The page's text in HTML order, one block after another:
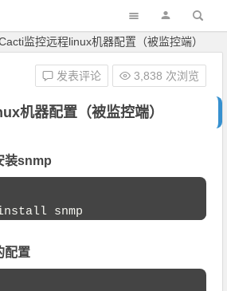
监控远程linux机器配置（被监控端）
机器配置（被监控端）
发表评论 3,838 次浏览
装snmp
snmp
配置